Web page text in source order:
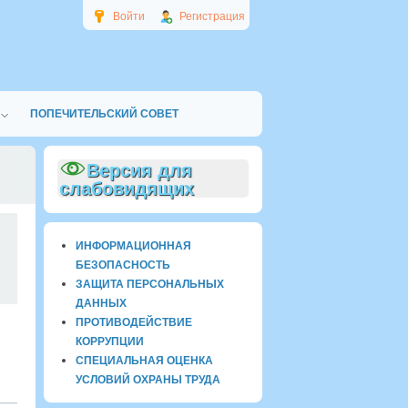
Войти Регистрация
ПОПЕЧИТЕЛЬСКИЙ СОВЕТ
Версия для
слабовидящих
ИНФОРМАЦИОННАЯ
БЕЗОПАСНОСТЬ
ЗАЩИТА ПЕРСОНАЛЬНЫХ
ДАННЫХ
ПРОТИВОДЕЙСТВИЕ
КОРРУПЦИИ
СПЕЦИАЛЬНАЯ ОЦЕНКА
УСЛОВИЙ ОХРАНЫ ТРУДА